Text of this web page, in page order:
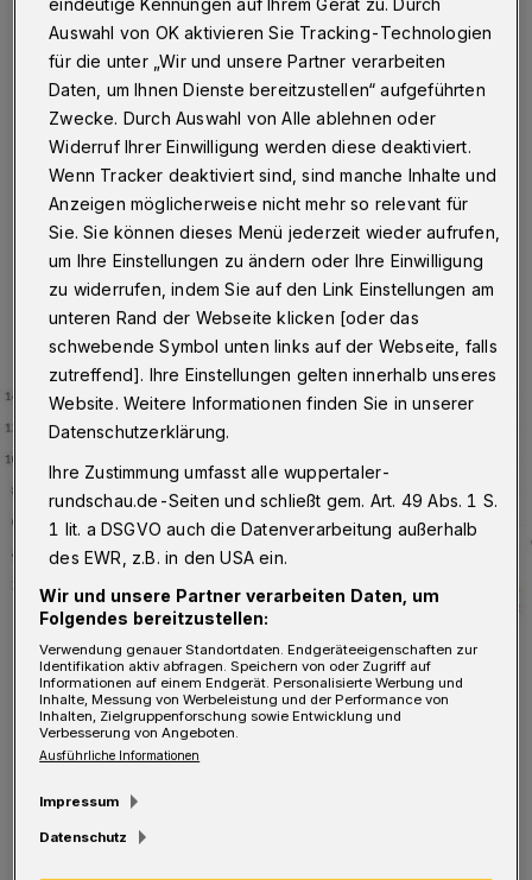
Wuppertal·Am Sonntag (2. Oktober 2022) um
14:05 Uhr hat die Stadt Wuppertal insgesamt 1.675
Personen gemeldet, die aktuell mit dem Corona-Virus
infiziert sind. Der Inzidenzwert liegt bei 415,21, die Zahl
der Neuinfektionen in den vergangenen sieben Tagen
bei 1.474.
02.10.2022 , 14:10 Uhr Eine Minute Lesezeit
Der Verlauf der Corona-Pandemie in Wuppertal.
Foto: Rundschau
eindeutige Kennungen auf Ihrem Gerät zu. Durch
Auswahl von OK aktivieren Sie Tracking-Technologien
für die unter „Wir und unsere Partner verarbeiten
Daten, um Ihnen Dienste bereitzustellen“ aufgeführten
Zwecke. Durch Auswahl von Alle ablehnen oder
Widerruf Ihrer Einwilligung werden diese deaktiviert.
Wenn Tracker deaktiviert sind, sind manche Inhalte und
Anzeigen möglicherweise nicht mehr so relevant für
Sie. Sie können dieses Menü jederzeit wieder aufrufen,
um Ihre Einstellungen zu ändern oder Ihre Einwilligung
zu widerrufen, indem Sie auf den Link Einstellungen am
unteren Rand der Webseite klicken [oder das
schwebende Symbol unten links auf der Webseite, falls
zutreffend]. Ihre Einstellungen gelten innerhalb unseres
Website. Weitere Informationen finden Sie in unserer
Datenschutzerklärung.
Ihre Zustimmung umfasst alle wuppertaler-
rundschau.de-Seiten und schließt gem. Art. 49 Abs. 1 S.
1 lit. a DSGVO auch die Datenverarbeitung außerhalb
des EWR, z.B. in den USA ein.
Wir und unsere Partner verarbeiten Daten, um
Folgendes bereitzustellen:
Verwendung genauer Standortdaten. Endgeräteeigenschaften zur
Identifikation aktiv abfragen. Speichern von oder Zugriff auf
Informationen auf einem Endgerät. Personalisierte Werbung und
Inhalte, Messung von Werbeleistung und der Performance von
Inhalten, Zielgruppenforschung sowie Entwicklung und
Verbesserung von Angeboten.
Ausführliche Informationen
Impressum
Datenschutz